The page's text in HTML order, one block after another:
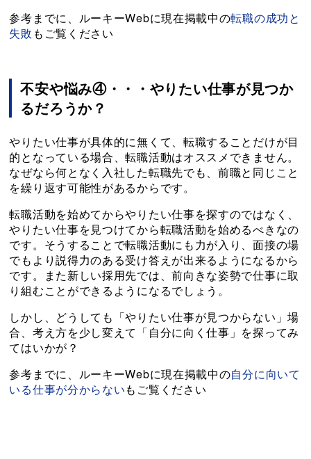
参考までに、ルーキーWebに現在掲載中の転職の成功と
失敗 もご覧ください
不安や悩み④・・・やりたい仕事が見つか
るだろうか？
やりたい仕事が具体的に無くて、転職することだけが目
的となっている場合、転職活動はオススメできません。
なぜなら何となく入社した転職先でも、前職と同じこと
を繰り返す可能性があるからです。
転職活動を始めてからやりたい仕事を探すのではなく、
やりたい仕事を見つけてから転職活動を始めるべきなの
です。そうすることで転職活動にも力が入り、面接の場
でもより説得力のある受け答えが出来るようになるから
です。また新しい採用先では、前向きな姿勢で仕事に取
り組むことができるようになるでしょう。
しかし、どうしても「やりたい仕事が見つからない」場
合、考え方を少し変えて「自分に向く仕事」を探ってみ
てはいかが？
参考までに、ルーキーWebに現在掲載中の自分に向いて
いる仕事が分からないもご覧ください